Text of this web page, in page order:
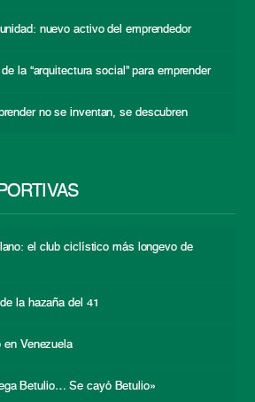
nuevo activo del emprendedor
la “arquitectura social” para emprender
no se inventan, se descubren
el club ciclístico más longevo de
la hazaña del 41
en Venezuela
Betulio… Se cayó Betulio»